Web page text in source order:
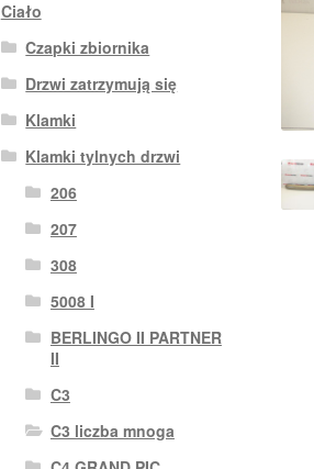
Ciało
Czapki zbiornika
Drzwi zatrzymują się
Klamki
Klamki tylnych drzwi
206
207
308
5008 I
BERLINGO II PARTNER
II
C3
C3 liczba mnoga